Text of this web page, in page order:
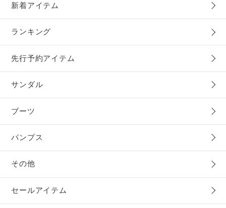
新着アイテム
ランキング
先行予約アイテム
サンダル
ブーツ
パンプス
その他
セールアイテム